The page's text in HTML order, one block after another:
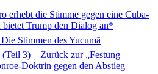
erhebt die Stimme gegen eine Cuba-
Trump den Dialog an*
Stimmen des Yucumã
3) – Zurück zur „Festung
Doktrin gegen den Abstieg